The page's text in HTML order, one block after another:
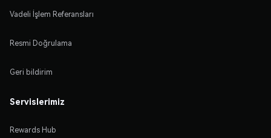
Vadeli İşlem Referansları
Resmi Doğrulama
Geri bildirim
Servislerimiz
Rewards Hub